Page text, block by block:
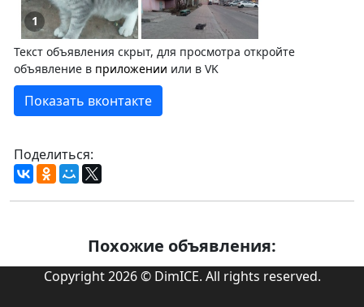
1
Текст объявления скрыт, для просмотра откройте
объявление в приложении или в VK
Показать вконтакте
Поделиться:
Похожие объявления:
Copyright 2026 © DimICE. All rights reserved.